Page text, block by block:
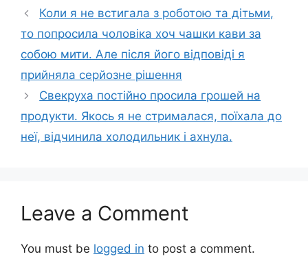
Коли я не встигала з роботою та дітьми,
то попросила чоловіка хоч чашки кави за
собою мити. Але після його відповіді я
прийняла серйозне рішення
Свекруха постійно просила грошей на
продукти. Якось я не стрималася, поїхала до
неї, відчинила холодильник і ахнула.
Leave a Comment
You must be logged in to post a comment.